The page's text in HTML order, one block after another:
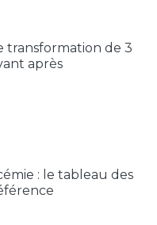
transformation de 3
après
: le tableau des